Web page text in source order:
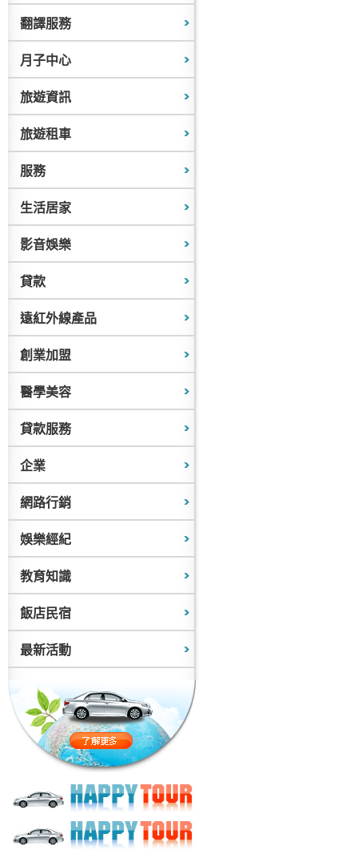
翻譯服務
月子中心
旅遊資訊
旅遊租車
服務
生活居家
影音娛樂
貸款
遠紅外線產品
創業加盟
醫學美容
貸款服務
企業
網路行銷
娛樂經紀
教育知識
飯店民宿
最新活動